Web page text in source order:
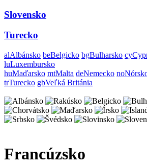
Slovensko
Turecko
alAlbánsko beBelgicko bgBulharsko cy
luLuxembursko
huMaďarsko mtMalta deNemecko no
trTurecko gbVeľká Británia
Francúzsko